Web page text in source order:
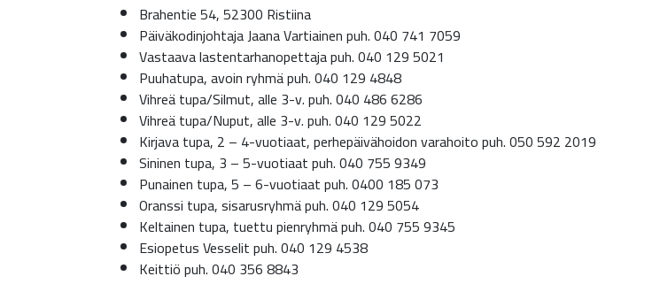
Brahentie 54, 52300 Ristiina
Päiväkodinjohtaja Jaana Vartiainen puh. 040 741 7059
Vastaava lastentarhanopettaja puh. 040 129 5021
Puuhatupa, avoin ryhmä puh. 040 129 4848
Vihreä tupa/Silmut, alle 3-v. puh. 040 486 6286
Vihreä tupa/Nuput, alle 3-v. puh. 040 129 5022
Kirjava tupa, 2 – 4-vuotiaat, perhepäivähoidon varahoito puh. 050 592 2019
Sininen tupa, 3 – 5-vuotiaat puh. 040 755 9349
Punainen tupa, 5 – 6-vuotiaat puh. 0400 185 073
Oranssi tupa, sisarusryhmä puh. 040 129 5054
Keltainen tupa, tuettu pienryhmä puh. 040 755 9345
Esiopetus Vesselit puh. 040 129 4538
Keittiö puh. 040 356 8843